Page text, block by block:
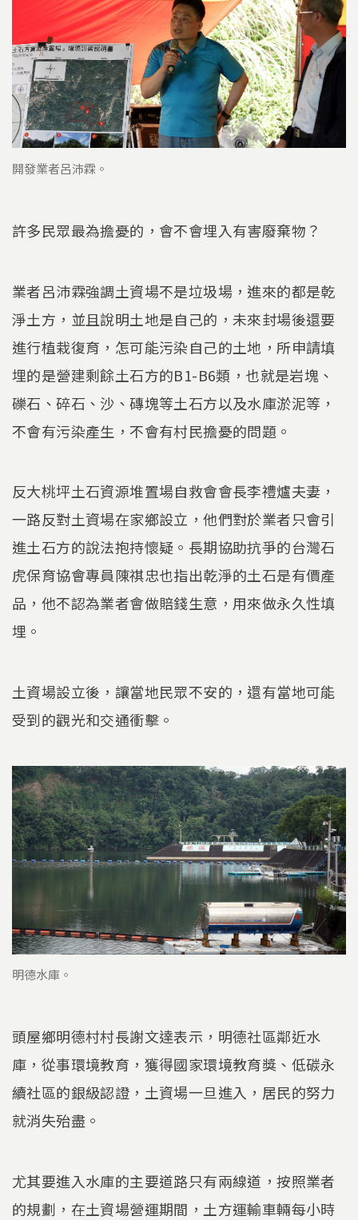
開發業者呂沛霖。
許多民眾最為擔憂的，會不會埋入有害廢棄物？
業者呂沛霖強調土資場不是垃圾場，進來的都是乾
淨土方，並且說明土地是自己的，未來封場後還要
進行植栽復育，怎可能污染自己的土地，所申請填
埋的是營建剩餘土石方的B1-B6類，也就是岩塊、
礫石、碎石、沙、磚塊等土石方以及水庫淤泥等，
不會有污染產生，不會有村民擔憂的問題。
反大桃坪土石資源堆置場自救會會長李禮爐夫妻，
一路反對土資場在家鄉設立，他們對於業者只會引
進土石方的說法抱持懷疑。長期協助抗爭的台灣石
虎保育協會專員陳祺忠也指出乾淨的土石是有價產
品，他不認為業者會做賠錢生意，用來做永久性填
埋。
土資場設立後，讓當地民眾不安的，還有當地可能
受到的觀光和交通衝擊。
明德水庫。
頭屋鄉明德村村長謝文達表示，明德社區鄰近水
庫，從事環境教育，獲得國家環境教育獎、低碳永
續社區的銀級認證，土資場一旦進入，居民的努力
就消失殆盡。
尤其要進入水庫的主要道路只有兩線道，按照業者
的規劃，在土資場營運期間，土方運輸車輛每小時